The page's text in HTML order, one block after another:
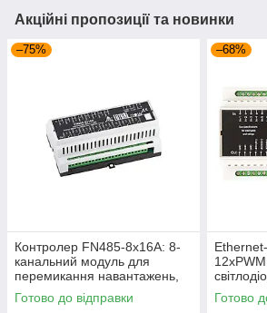
Акційні пропозиції та новинки
–75%
Контролер FN485-8x16A: 8-
канальний модуль для
перемикання навантажень,
тип: 8 x SPDT NO, NC сухі
контакти
Готово до відправки
–68%
для
Готово